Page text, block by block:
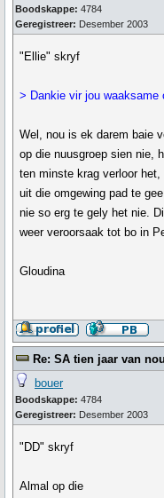
Boodskappe: 4784
Geregistreer: Desember 2003
"Ellie" skryf
> Dankie vir jou waaksame
Wel, nou is ek darem baie
op die nuusgroep sien nie,
ten minste krag verloor
uit die omgewing pad te
nie so erg te gely het nie.
weer veroorsaak tot bo in
Gloudina
Re: SA tien jaar van nou
bouer
Boodskappe: 4784
Geregistreer: Desember 2003
"DD" skryf
Almal op die